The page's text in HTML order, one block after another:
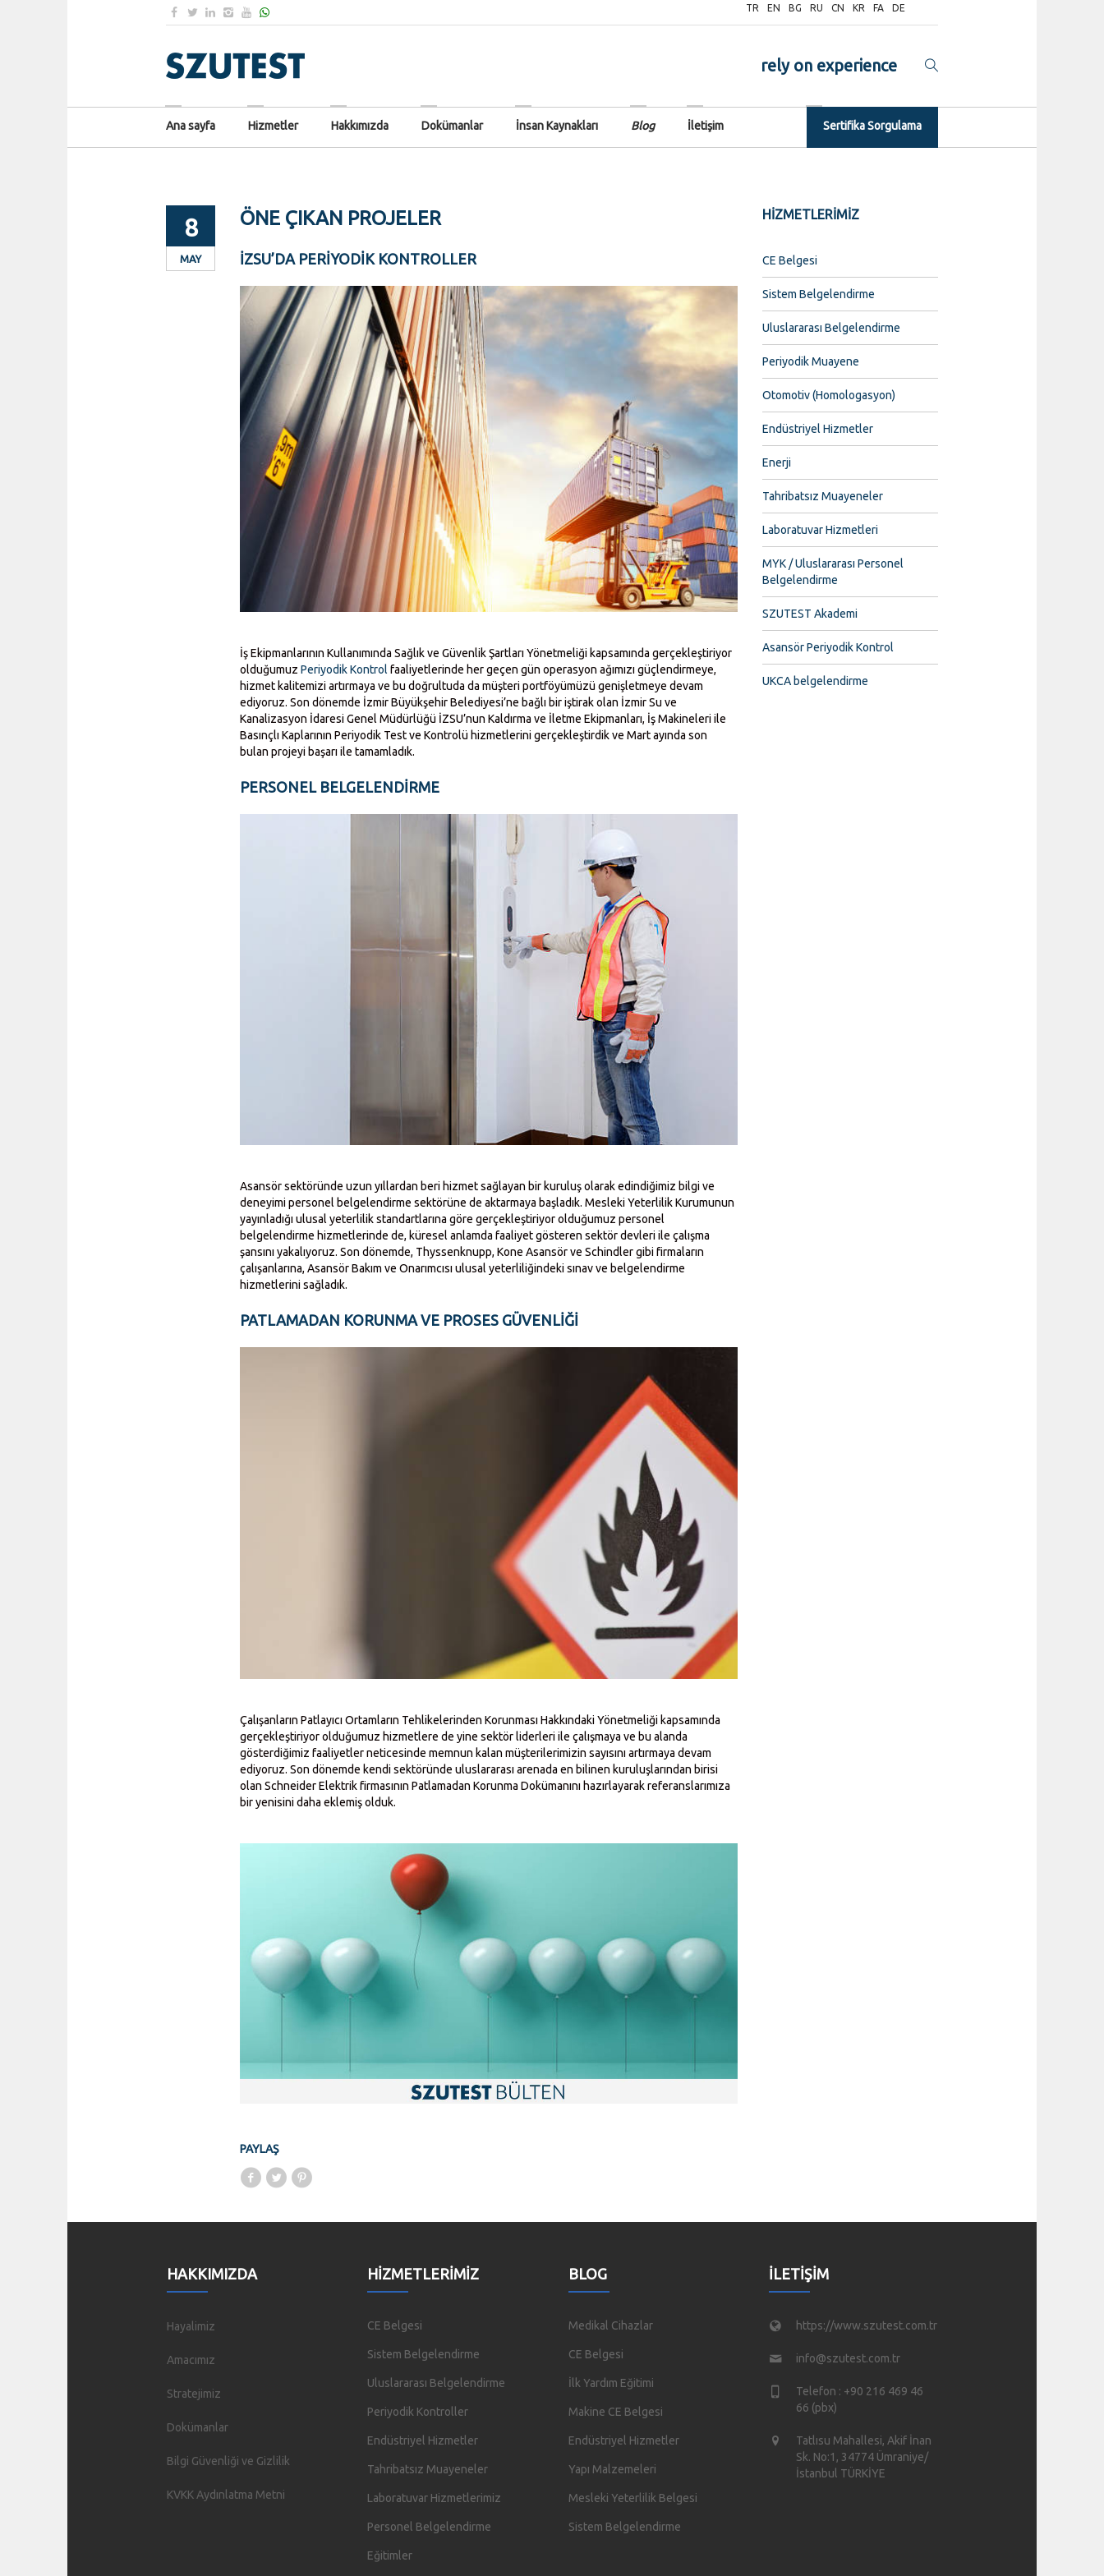
TR EN BG RU CN KR FA DE
rely on experience
Ana sayfa Hizmetler Hakkımızda Dokümanlar İnsan Kaynakları Blog İletişim Sertifika Sorgulama
8
MAY
ÖNE ÇIKAN PROJELER
İZSU’DA PERIYODIK KONTROLLER
İş Ekipmanlarının Kullanımında Sağlık ve Güvenlik Şartları Yönetmeliği kapsamında gerçekleştiriyor
olduğumuzPeriyodik Kontrol faaliyetlerinde her geçen gün operasyon ağımızı güçlendirmeye,
hizmet kalitemizi artırmaya ve bu doğrultuda da müşteri portföyümüzü genişletmeye devam
ediyoruz. Son dönemde İzmir Büyükşehir Belediyesi’ne bağlı bir iştirak olan İzmir Su ve
Kanalizasyon İdaresi Genel Müdürlüğü İZSU’nun Kaldırma ve İletme Ekipmanları, İş Makineleri ile
Basınçlı Kaplarının Periyodik Test ve Kontrolü hizmetlerini gerçekleştirdik ve Mart ayında son
bulan projeyi başarı ile tamamladık.
PERSONEL BELGELENDIRME
Asansör sektöründe uzun yıllardan beri hizmet sağlayan bir kuruluş olarak edindiğimiz bilgi ve
deneyimi personel belgelendirme sektörüne de aktarmaya başladık. Mesleki Yeterlilik Kurumunun
yayınladığı ulusal yeterlilik standartlarına göre gerçekleştiriyor olduğumuz personel
belgelendirme hizmetlerinde de, küresel anlamda faaliyet gösteren sektör devleri ile çalışma
şansını yakalıyoruz. Son dönemde, Thyssenknupp, Kone Asansör ve Schindler gibi firmaların
çalışanlarına, Asansör Bakım ve Onarımcısı ulusal yeterliliğindeki sınav ve belgelendirme
hizmetlerini sağladık.
PATLAMADAN KORUNMA VE PROSES GÜVENLIĞI
Çalışanların Patlayıcı Ortamların Tehlikelerinden Korunması Hakkındaki Yönetmeliği kapsamında
gerçekleştiriyor olduğumuz hizmetlere de yine sektör liderleri ile çalışmaya ve bu alanda
gösterdiğimiz faaliyetler neticesinde memnun kalan müşterilerimizin sayısını artırmaya devam
ediyoruz. Son dönemde kendi sektöründe uluslararası arenada en bilinen kuruluşlarından birisi
olan Schneider Elektrik firmasının Patlamadan Korunma Dokümanını hazırlayarak referanslarımıza
bir yenisini daha eklemiş olduk.
PAYLAŞ
HİZMETLERİMİZ
CE Belgesi
Sistem Belgelendirme
Uluslararası Belgelendirme
Periyodik Muayene
Otomotiv (Homologasyon)
Endüstriyel Hizmetler
Enerji
Tahribatsız Muayeneler
Laboratuvar Hizmetleri
MYK / Uluslararası Personel
Belgelendirme
SZUTEST Akademi
Asansör Periyodik Kontrol
UKCA belgelendirme
HAKKIMIZDA
Hayalimiz
Amacımız
Stratejimiz
Dokümanlar
Bilgi Güvenliği ve Gizlilik
KVKK Aydınlatma Metni
HIZMETLERIMIZ
CE Belgesi
Sistem Belgelendirme
Uluslararası Belgelendirme
Periyodik Kontroller
Endüstriyel Hizmetler
Tahribatsız Muayeneler
Laboratuvar Hizmetlerimiz
Personel Belgelendirme
Eğitimler
BLOG
Medikal Cihazlar
CE Belgesi
İlk Yardım Eğitimi
Makine CE Belgesi
Endüstriyel Hizmetler
Yapı Malzemeleri
Mesleki Yeterlilik Belgesi
Sistem Belgelendirme
İLETIŞIM
https://www.szutest.com.tr
info@szutest.com.tr
Telefon : +90 216 469 46
66 (pbx)
Tatlısu Mahallesi, Akif İnan
Sk. No:1, 34774 Ümraniye/
İstanbul TÜRKİYE